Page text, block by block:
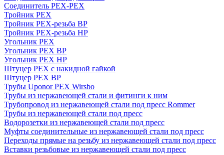
Соединитель PEX-PEX
Тройник PEX
Тройник PEX-резьба ВР
Тройник PEX-резьба НР
Угольник PEX
Угольник PEX ВР
Угольник PEX НР
Штуцер PEX c накидной гайкой
Штуцер PEX ВР
Трубы Uponor PEX Wirsbo
Трубы из нержавеющей стали и фитинги к ним
Трубопровод из нержавеющей стали под пресс Rommer
Трубы из нержавеющей стали под пресс
Водорозетки из нержавеющей стали под пресс
Муфты соединительные из нержавеющей стали под пресс
Переходы прямые на резьбу из нержавеющей стали под пресс
Вставки резьбовые из нержавеющей стали под пресс